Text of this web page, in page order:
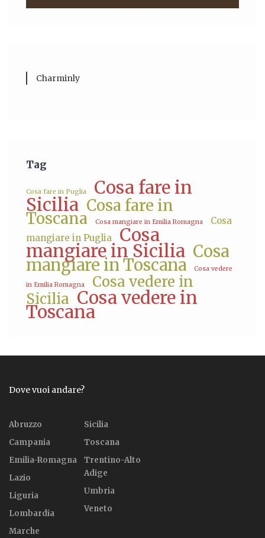
Charminly
Tag
Cosa fare in Puglia Cosa fare in
Sicilia Cosa fare in
Toscana Cosa mangiare in Emilia Romagna
Cosa
mangiare in Puglia
Cosa
mangiare in Sicilia Cosa
mangiare in Toscana Cosa vedere
in Emilia Romagna
Cosa vedere in
Sicilia Cosa vedere in
Toscana
Dove vuoi andare?
Abruzzo
Campania
Emilia-Romagna
Lazio
Liguria
Lombardia
Marche
Sicilia
Toscana
Trentino-Alto
Adige
Umbria
Veneto